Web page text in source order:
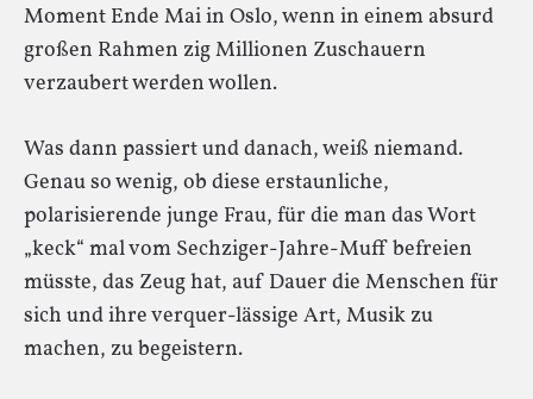
Moment Ende Mai in Oslo, wenn in einem absurd
großen Rahmen zig Millionen Zuschauern
verzaubert werden wollen.
Was dann passiert und danach, weiß niemand.
Genau so wenig, ob diese erstaunliche,
polarisierende junge Frau, für die man das Wort
„keck“ mal vom Sechziger-Jahre-Muff befreien
müsste, das Zeug hat, auf Dauer die Menschen für
sich und ihre verquer-lässige Art, Musik zu
machen, zu begeistern.